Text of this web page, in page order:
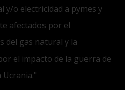
y/o electricidad a pymes y
afectados por el
del gas natural y la
el impacto de la guerra de